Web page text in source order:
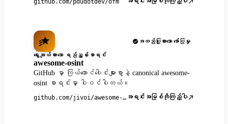
အတည်ပြုထားသော ဖော်ပြမှု
ရွေးချယ်ထားသော ရည်ညွှန်းစာရင်း
awesome-osint
GitHub မှာ ကြယ်ထောင်ပေါင်းများစွာနဲ့ canonical awesome-
osint စာရင်းမှာ ပါဝင်ပါတယ်။
github.com/jivoi/awesome-osint အရင်းအမြစ်ကိုကြည့်ပါ